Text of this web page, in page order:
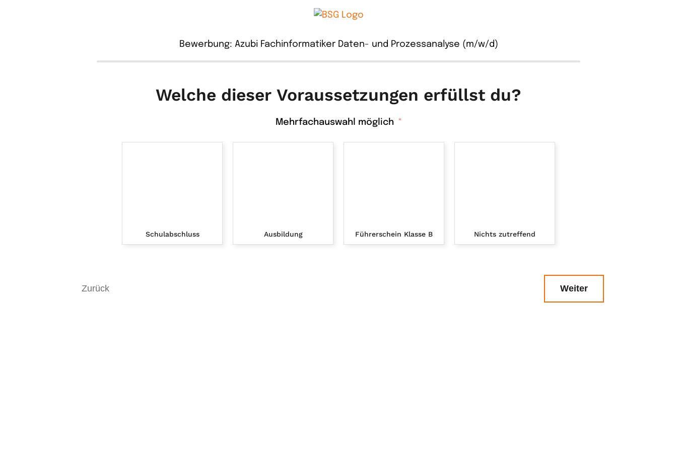
Bewerbung: Azubi Fachinformatiker Daten- und Prozessanalyse (m/w/d)
Welche dieser Voraussetzungen erfüllst du?
Mehrfachauswahl möglich
Schulabschluss Ausbildung Führerschein Klasse B Nichts zutreffend
Zurück Weiter